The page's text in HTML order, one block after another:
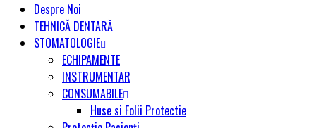
Despre Noi
TEHNICĂ DENTARĂ
STOMATOLOGIE
ECHIPAMENTE
INSTRUMENTAR
CONSUMABILE
Huse si Folii Protectie